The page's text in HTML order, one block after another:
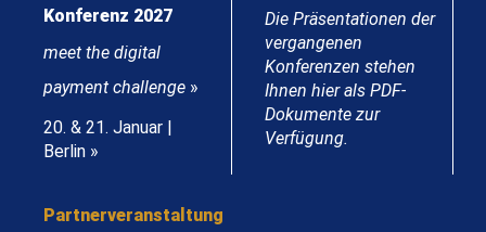
Konferenz 2027
meet the digital
payment challenge »
20. & 21. Januar |
Berlin »
Die Präsentationen der
vergangenen
Konferenzen stehen
Ihnen hier als PDF-
Dokumente zur
Verfügung.
Partnerveranstaltung